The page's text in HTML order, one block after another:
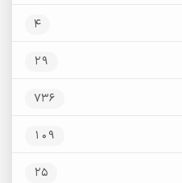
4
29
736
109
25